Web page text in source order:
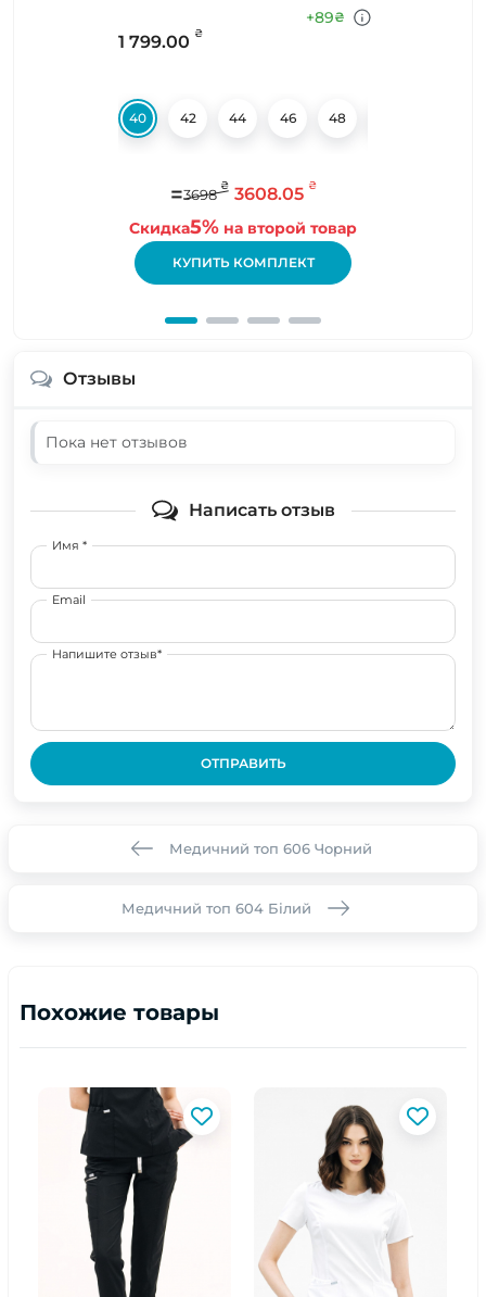
1 799.00 ₴
+89₴
40 42 44 46 48
=3698
₴ 3608.05 ₴
Скидка5% на второй товар
КУПИТЬ КОМПЛЕКТ
Отзывы
Пока нет отзывов
Написать отзыв
Имя *
Email
Напишите отзыв*
ОТПРАВИТЬ
Медичний топ 606 Чорний
Медичний топ 604 Білий
Похожие товары